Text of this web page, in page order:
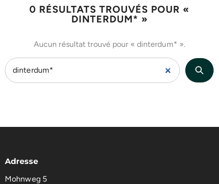
0 RÉSULTATS TROUVÉS POUR «
DINTERDUM* »
Aucun résultat trouvé pour « dinterdum* ».
Adresse
Mohnweg 5